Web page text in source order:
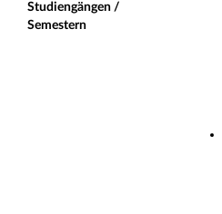
Studiengängen /
Semestern